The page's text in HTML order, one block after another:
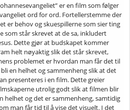
er en film som følger
ord for ord. Fortellerstemme der
er behov og skuespillerne som sier ting
som står skrevet at de sa, inkludert
Dette gjør at budskapet kommer
helt nøyaktig slik det står skrevet,
problemet er hvordan man får det til
bli en helhet og sammenheng slik at det
presenteres i en film. Dette greier
utrolig godt slik at filmen blir
helhet og det er sammenheng, samtidig
man får tid til å vise det visuelt. I det